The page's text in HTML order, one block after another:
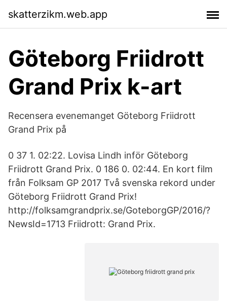
skatterzikm.web.app
Göteborg Friidrott
Grand Prix k-art
Recensera evenemanget Göteborg Friidrott
Grand Prix på
0 37 1. 02:22. Lovisa Lindh inför Göteborg
Friidrott Grand Prix. 0 186 0. 02:44. En kort film
från Folksam GP 2017 Två svenska rekord under
Göteborg Friidrott Grand Prix!
http://folksamgrandprix.se/GoteborgGP/2016/?
NewsId=1713 Friidrott: Grand Prix.